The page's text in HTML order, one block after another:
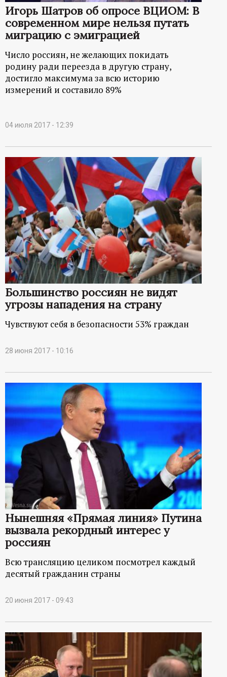
ц
и
о
н
ы
й
п
о
р
т
а
л
Игорь Шатров об опросе ВЦИОМ: В
современном мире нельзя путать
миграцию с эмиграцией
Число россиян, не желающих покидать
родину ради переезда в другую страну,
достигло максимума за всю историю
измерений и составило 89%
04 июля 2017 - 12:39
Большинство россиян не видят
угрозы нападения на страну
Чувствуют себя в безопасности 53% граждан
28 июня 2017 - 10:16
Нынешняя «Прямая линия» Путина
вызвала рекордный интерес у
россиян
Всю трансляцию целиком посмотрел каждый
десятый гражданин страны
20 июня 2017 - 09:43